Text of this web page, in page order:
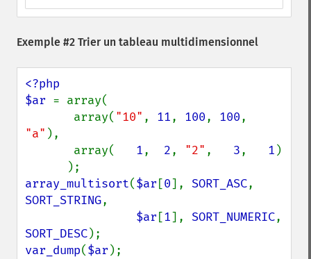
Exemple #2 Trier un tableau multidimensionnel
<?php
$ar = array(
       array(
"10" , 11, 100, 100
"a" ),
       array(
1, 2, "2" , 3, 1 )
array_multisort($ar [0], SORT_ASC
SORT_STRING,
$ar [1], SORT_NUMERIC
SORT_DESC
var_dump($ar